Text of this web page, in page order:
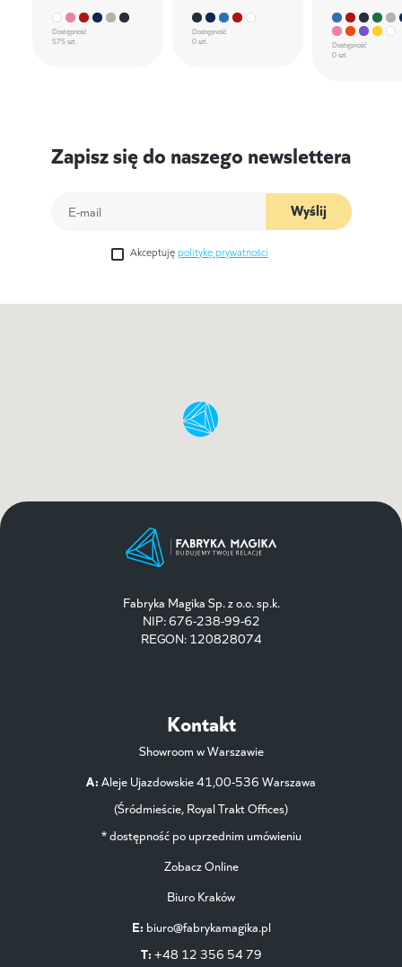
Dostępność
575 szt.
Dostępność
0 szt.
Dostępność
0 szt.
Zapisz się do naszego newslettera
Wyślij
Akceptuję politykę prywatności
Fabryka Magika Sp. z o.o. sp.k.
NIP: 676-238-99-62
REGON: 120828074
Kontakt
Showroom w Warszawie
A: Aleje Ujazdowskie 41,00-536 Warszawa
(Śródmieście, Royal Trakt Offices)
* dostępność po uprzednim umówieniu
Zobacz Online
Biuro Kraków
E: biuro@fabrykamagika.pl
T: +48 12 356 54 79